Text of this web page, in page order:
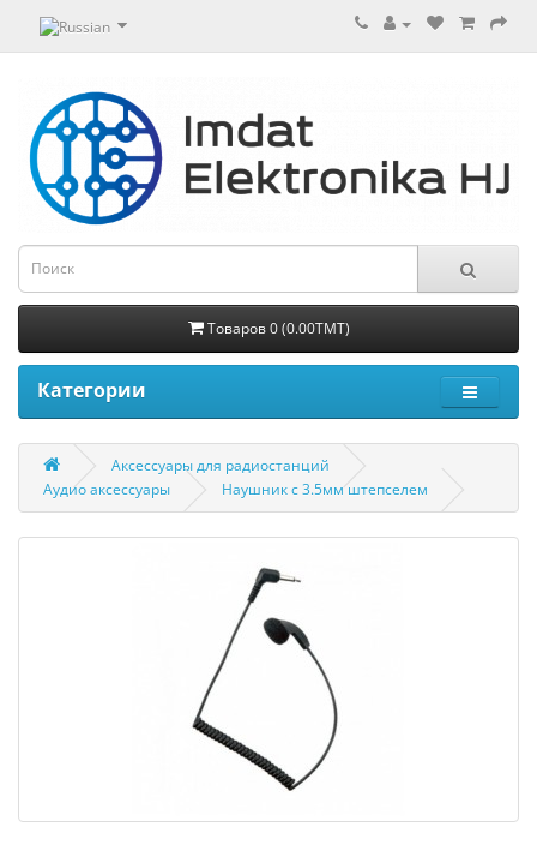
Товаров 0 (0.00TMT)
Категории
Aксессуары для радиостанций
Аудио аксессуары
Наушник с 3.5мм штепселем